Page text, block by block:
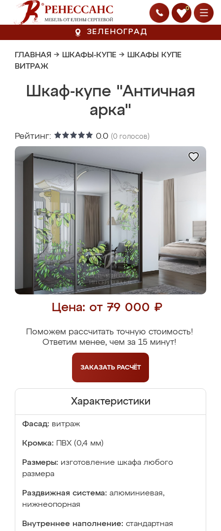
0
ЗЕЛЕНОГРАД
ГЛАВНАЯ → ШКАФЫ-КУПЕ → ШКАФЫ КУПЕ
ВИТРАЖ
Шкаф-купе "Античная
арка"
Рейтинг: 0.0 (0 голосов)
Цена: от 79 000 ₽
Поможем рассчитать точную стоимость!
Ответим менее, чем за 15 минут!
ЗАКАЗАТЬ РАСЧЁТ
Характеристики
Фасад: витраж
Кромка: ПВХ (0,4 мм)
Размеры: изготовление шкафа любого
размера
Раздвижная система: алюминиевая,
нижнеопорная
Внутреннее наполнение: стандартная